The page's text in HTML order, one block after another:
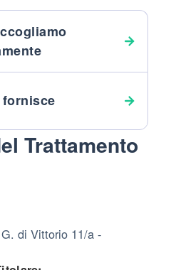
Trattamento
di Vittorio 11/a -